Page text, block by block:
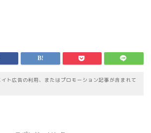
ト広告の利用、またはプロモーション記事が含まれて